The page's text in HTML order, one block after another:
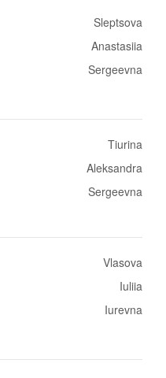
Sleptsova
Anastasiia
Sergeevna
Tiurina
Aleksandra
Sergeevna
Vlasova
Iuliia
Iurevna